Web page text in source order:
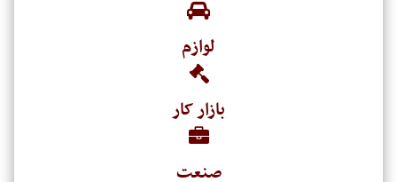
لوازم
بازار کار
صنعت